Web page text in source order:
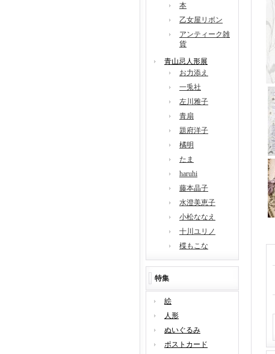
本
乙女屋リボン
アンティーク雑
貨
青山忌人形展
お力添え
一兎社
左川雅子
青扇
題府洋子
橘明
たま
haruhi
藤本晶子
水澄美恵子
小松ななえ
十川ユリノ
楪もこな
特集
絵
人形
ぬいぐるみ
ポストカード